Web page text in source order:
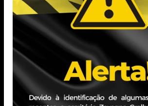
Com experiência consolidada em
consumerista e bancário, atuou por
escritórios de advocacia com foco em
e contencioso bancário. Desenvolveu
gestão estratégica de processos,
processuais e elaboração de peças
voltada a condução eficiente de
complexidade.